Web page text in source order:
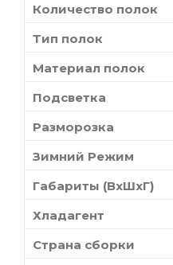
Количество полок
Тип полок
Материал полок
Подсветка
Разморозка
Зимний Режим
Габариты (ВхШхГ)
Хладагент
Страна сборки